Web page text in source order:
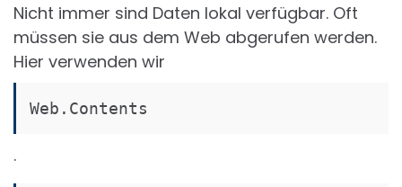
Nicht immer sind Daten lokal verfügbar. Oft
müssen sie aus dem Web abgerufen werden.
Hier verwenden wir
Web.Contents
.